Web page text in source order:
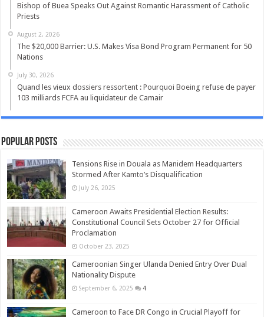
Bishop of Buea Speaks Out Against Romantic Harassment of Catholic
Priests
August 2, 2026
The $20,000 Barrier: U.S. Makes Visa Bond Program Permanent for 50
Nations
July 30, 2026
Quand les vieux dossiers ressortent : Pourquoi Boeing refuse de payer
103 milliards FCFA au liquidateur de Camair
Popular Posts
Tensions Rise in Douala as Manidem Headquarters
Stormed After Kamto’s Disqualification
July 26, 2025
Cameroon Awaits Presidential Election Results:
Constitutional Council Sets October 27 for Official
Proclamation
October 23, 2025
Cameroonian Singer Ulanda Denied Entry Over Dual
Nationality Dispute
September 6, 2025 4
Cameroon to Face DR Congo in Crucial Playoff for